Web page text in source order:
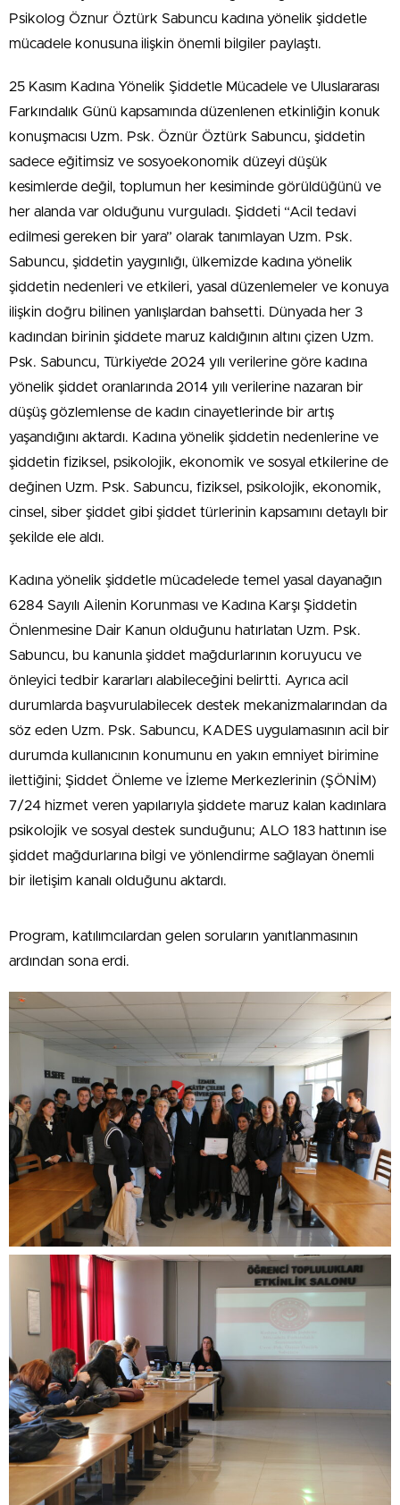
Psikolog Öznur Öztürk Sabuncu kadına yönelik şiddetle
mücadele konusuna ilişkin önemli bilgiler paylaştı.
25 Kasım Kadına Yönelik Şiddetle Mücadele ve Uluslararası
Farkındalık Günü kapsamında düzenlenen etkinliğin konuk
konuşmacısı Uzm. Psk. Öznür Öztürk Sabuncu, şiddetin
sadece eğitimsiz ve sosyoekonomik düzeyi düşük
kesimlerde değil, toplumun her kesiminde görüldüğünü ve
her alanda var olduğunu vurguladı. Şiddeti “Acil tedavi
edilmesi gereken bir yara” olarak tanımlayan Uzm. Psk.
Sabuncu, şiddetin yaygınlığı, ülkemizde kadına yönelik
şiddetin nedenleri ve etkileri, yasal düzenlemeler ve konuya
ilişkin doğru bilinen yanlışlardan bahsetti. Dünyada her 3
kadından birinin şiddete maruz kaldığının altını çizen Uzm.
Psk. Sabuncu, Türkiye’de 2024 yılı verilerine göre kadına
yönelik şiddet oranlarında 2014 yılı verilerine nazaran bir
düşüş gözlemlense de kadın cinayetlerinde bir artış
yaşandığını aktardı. Kadına yönelik şiddetin nedenlerine ve
şiddetin fiziksel, psikolojik, ekonomik ve sosyal etkilerine de
değinen Uzm. Psk. Sabuncu, fiziksel, psikolojik, ekonomik,
cinsel, siber şiddet gibi şiddet türlerinin kapsamını detaylı bir
şekilde ele aldı.
Kadına yönelik şiddetle mücadelede temel yasal dayanağın
6284 Sayılı Ailenin Korunması ve Kadına Karşı Şiddetin
Önlenmesine Dair Kanun olduğunu hatırlatan Uzm. Psk.
Sabuncu, bu kanunla şiddet mağdurlarının koruyucu ve
önleyici tedbir kararları alabileceğini belirtti. Ayrıca acil
durumlarda başvurulabilecek destek mekanizmalarından da
söz eden Uzm. Psk. Sabuncu, KADES uygulamasının acil bir
durumda kullanıcının konumunu en yakın emniyet birimine
ilettiğini; Şiddet Önleme ve İzleme Merkezlerinin (ŞÖNİM)
7/24 hizmet veren yapılarıyla şiddete maruz kalan kadınlara
psikolojik ve sosyal destek sunduğunu; ALO 183 hattının ise
şiddet mağdurlarına bilgi ve yönlendirme sağlayan önemli
bir iletişim kanalı olduğunu aktardı.
Program, katılımcılardan gelen soruların yanıtlanmasının
ardından sona erdi.